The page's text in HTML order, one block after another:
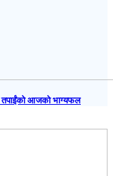
आजको भाग्यफल